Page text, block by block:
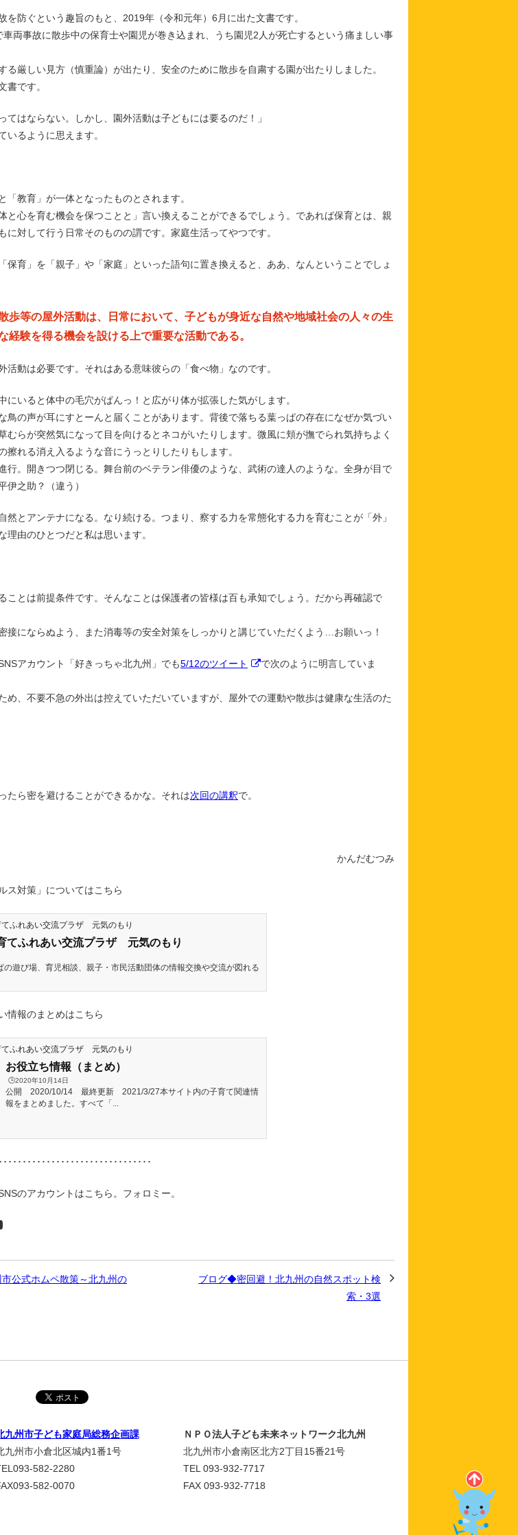
を防ぐという趣旨のもと、2019年（令和元年）6月に出た文書です。
車両事故に散歩中の保育士や園児が巻き込まれ、うち園児2人が死亡するという痛ましい事
る厳しい見方（慎重論）が出たり、安全のために散歩を自粛する園が出たりしました。
書です。
てはならない。しかし、園外活動は子どもには要るのだ！」
いるように思えます。
「教育」が一体となったものとされます。
と心を育む機会を保つことと」言い換えることができるでしょう。であれば保育とは、親
に対して行う日常そのものの謂です。家庭生活ってやつです。
保育」を「親子」や「家庭」といった語句に置き換えると、ああ、なんということでしょ
歩等の屋外活動は、日常において、子どもが身近な自然や地域社会の人々の生
経験を得る機会を設ける上で重要な活動である。
活動は必要です。それはある意味彼らの「食べ物」なのです。
にいると体中の毛穴がぱんっ！と広がり体が拡張した気がします。
鳥の声が耳にすとーんと届くことがあります。背後で落ちる葉っぱの存在になぜか気づい
むらが突然気になって目を向けるとネコがいたりします。微風に頬が撫でられ気持ちよく
擦れる消え入るような音にうっとりしたりもします。
行。開きつつ閉じる。舞台前のベテラン俳優のような、武術の達人のような。全身が目で
之助？（違う）
然とアンテナになる。なり続ける。つまり、察する力を常態化する力を育むことが「外」
理由のひとつだと私は思います。
ことは前提条件です。そんなことは保護者の皆様は百も承知でしょう。だから再確認で
接にならぬよう、また消毒等の安全対策をしっかりと講じていただくよう…お願いっ！
アカウント「好きっちゃ北九州」でも5/12のツイート
で次のように明言していま
め、不要不急の外出は控えていただいていますが、屋外での運動や散歩は健康な生活のた
たら密を避けることができるかな。それは次回の講釈で。
かんだむつみ
ス対策」についてはこちら
ふれあい交流プラザ 元気のもり
てふれあい交流プラザ 元気のもり
の遊び場、育児相談、親子・市民活動団体の情報交換や交流が図れる
情報のまとめはこちら
ふれあい交流プラザ 元気のもり
お役立ち情報（まとめ）
🕒️2020年10月14日
公開 2020/10/14 最終更新 2021/3/27本サイト内の子育て関連情
報をまとめました。すべて「...
･･････････････････････････････
のアカウントはこちら。フォロミー。
公式ホムペ散策～北九州の
ブログ◆密回避！北九州の自然スポット検
索・3選
九州市子ども家庭局総務企画課
九州市小倉北区城内1番1号
582-2280
582-0070
ＮＰＯ法人子ども未来ネットワーク北九州
北九州市小倉南区北方2丁目15番21号
TEL 093-932-7717
FAX 093-932-7718